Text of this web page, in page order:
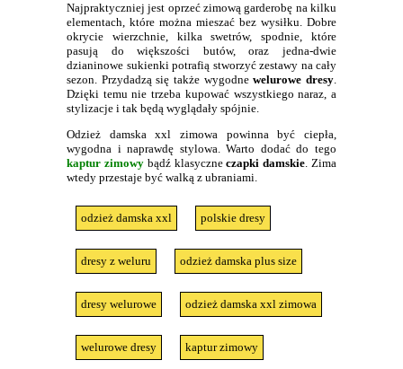
Najpraktyczniej jest oprzeć zimową garderobę na kilku
elementach, które można mieszać bez wysiłku. Dobre
okrycie wierzchnie, kilka swetrów, spodnie, które
pasują do większości butów, oraz jedna-dwie
dzianinowe sukienki potrafią stworzyć zestawy na cały
sezon. Przydadzą się także wygodnewelurowe dresy.
Dzięki temu nie trzeba kupować wszystkiego naraz, a
stylizacje i tak będą wyglądały spójnie.
Odzież damska xxl zimowa powinna być ciepła,
wygodna i naprawdę stylowa. Warto dodać do tego
kaptur zimowybądź klasyczneczapki damskie. Zima
wtedy przestaje być walką z ubraniami.
odzież damska xxl polskie dresy
dresy z weluru odzież damska plus size
dresy welurowe odzież damska xxl zimowa
welurowe dresy kaptur zimowy